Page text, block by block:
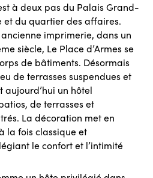
à deux pas du Palais Grand-
et du quartier des affaires.
imprimerie, dans un
siècle, Le Place d’Armes se
de bâtiments. Désormais
de terrasses suspendues et
un hôtel
de terrasses et
La décoration met en
la fois classique et
le confort et l’intimité